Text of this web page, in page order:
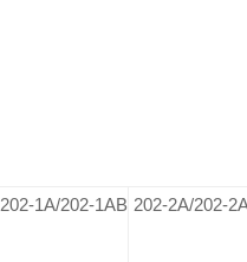
202-1A/202-1AB 202-2A/202-